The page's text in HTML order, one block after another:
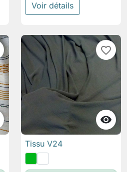
Voir détails

favorite_border
Tissu V24